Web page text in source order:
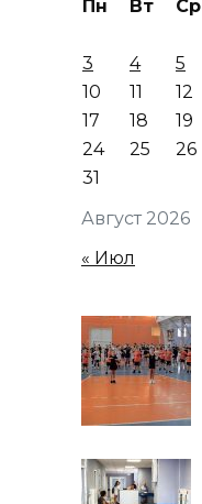
Август 2026
Пн Вт Ср
3
4 5
10
11 12
17
18 19
24
25 26
31
« Июл